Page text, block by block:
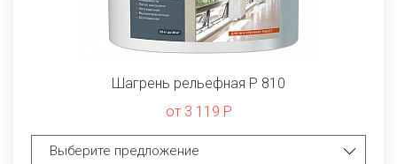
Шагрень рельефная P 810
от 3 119 Р